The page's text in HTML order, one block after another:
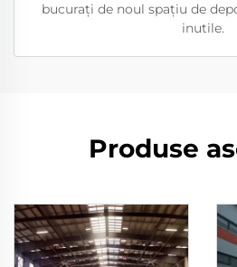
bucurați de noul spațiu de
inutile.
Produse